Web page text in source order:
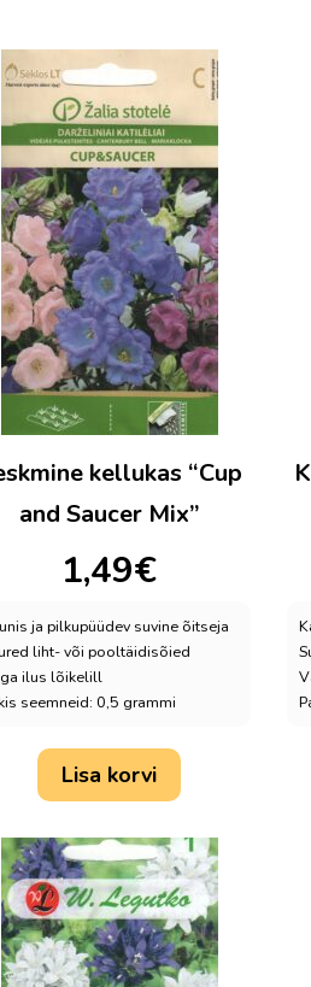
kellukas “Cup
and Saucer Mix”
1,49€
ja pilkupüüdev suvine õitseja
liht- või pooltäidisõied
ilus lõikelill
seemneid: 0,5 grammi
Lisa korvi